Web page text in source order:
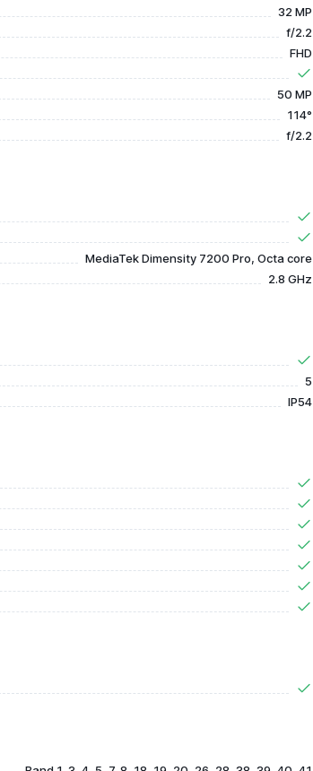
32 MP
f/2.2
FHD
50 MP
114°
f/2.2
MediaTek Dimensity 7200 Pro, Octa core
2.8 GHz
5
IP54